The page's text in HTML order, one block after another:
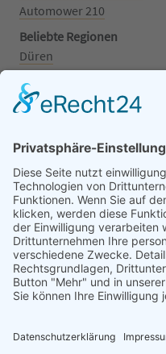
Automower 210
Beliebte Regionen
Düren
Grafschaft
Kalenborn
Mayschoß
Bonn
Beliebte Kategorien
Aufsitzrasenmäher
Mähroboter
Motorsäge
Schneefräse
Akku
Generator